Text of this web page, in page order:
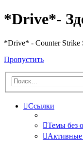
*Drive*-
*Drive* - Counter Strike
Пропустить
Ссылки
Темы без